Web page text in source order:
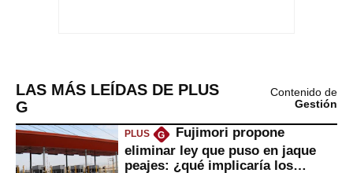
LAS MÁS LEÍDAS DE PLUS
G
Contenido de
Gestión
PLUS G
Fujimori propone
eliminar ley que puso en jaque
peajes: ¿qué implicaría los